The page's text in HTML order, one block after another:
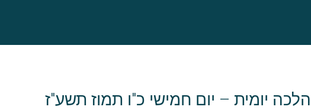
הלכה יומית – יום חמישי כ"ו תמוז תשע"ז